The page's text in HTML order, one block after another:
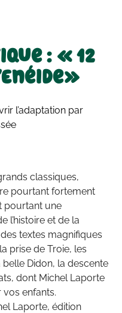
: « 12
classiques,
pourtant fortement
pourtant une
l’histoire et de la
textes magnifiques
prise de Troie, les
Didon, la descente
dont Michel Laporte
enfants.
Laporte, édition